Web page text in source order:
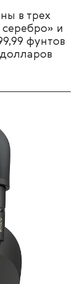
в трех
и
фунтов